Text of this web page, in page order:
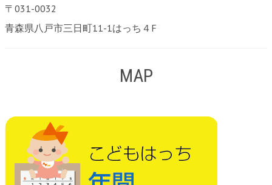
〒031-0032
青森県八戸市三日町11-1はっち４F
MAP